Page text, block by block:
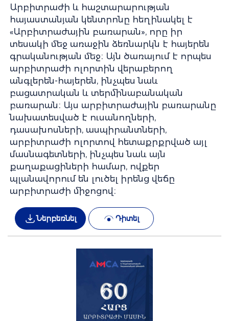
Արբիտրաժի և հաշտարարության
հայաստանյան կենտրոնը հեղինակել է
«Արբիտրաժային բառարան», որը իր
տեսակի մեջ առաջին ձեռնարկն է հայերեն
գրականության մեջ։ Այն ծառայում է որպես
արբիտրաժի ոլորտին վերաբերող
անգլերեն-հայերեն, ինչպես նաև
բացատրական և տերմինաբանական
բառարան։ Այս արբիտրաժային բառարանը
նախատեսված է ուսանողների,
դասախոսների, ասպիրանտների,
արբիտրաժի ոլորտով հետաքրքրված այլ
մասնագետների, ինչպես նաև այն
քաղաքացիների համար, ովքեր
պլանավորում են լուծել իրենց վեճը
արբիտրաժի միջոցով։
Ներբեռնել Դիտել